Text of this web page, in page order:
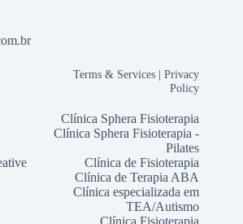
Terms & Services |Privacy
Policy
Clínica Sphera Fisioterapia
Clínica Sphera Fisioterapia -
Pilates
Clínica de Fisioterapia
Clínica de Terapia ABA
Clínica especializada em
TEA/Autismo
Clínica Fisioterapia